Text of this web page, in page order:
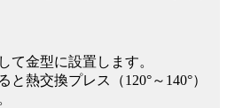
て金型に設置します。
と熱交換プレス（120°～140°）